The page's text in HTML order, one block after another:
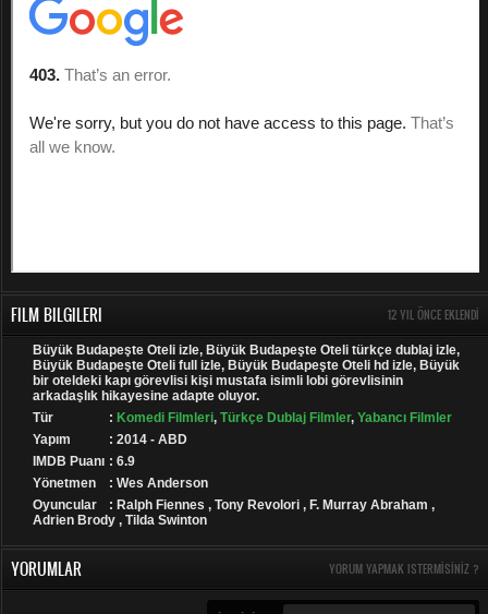
FILM BILGILERI 12 YIL ÖNCE EKLENDI
Büyük Budapeşte Oteli izle, Büyük Budapeşte Oteli türkçe dublaj izle,
Büyük Budapeşte Oteli full izle, Büyük Budapeşte Oteli hd izle, Büyük
bir oteldeki kapı görevlisi kişi mustafa isimli lobi görevlisinin
arkadaşlık hikayesine adapte oluyor.
Tür
: Komedi Filmleri, Türkçe Dublaj Filmler, Yabancı Filmler
Yapım
: 2014 - ABD
IMDB Puanı : 6.9
Yönetmen
: Wes Anderson
Oyuncular
: Ralph Fiennes , Tony Revolori , F. Murray Abraham ,
Adrien Brody , Tilda Swinton
YORUMLAR YORUM YAPMAK ISTERMISINIZ ?